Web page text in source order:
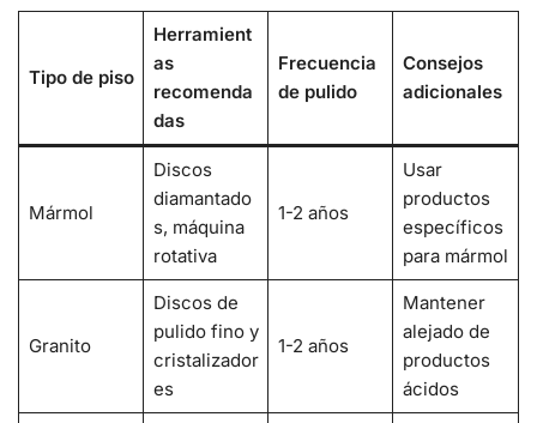
Tipo de piso
Herramient
as
recomenda
das
Frecuencia
de pulido
Consejos
adicionales
Mármol
Discos
diamantado
s, máquina
rotativa
1-2 años
Usar
productos
específicos
para mármol
Granito
Discos de
pulido fino y
cristalizador
es
1-2 años
Mantener
alejado de
productos
ácidos